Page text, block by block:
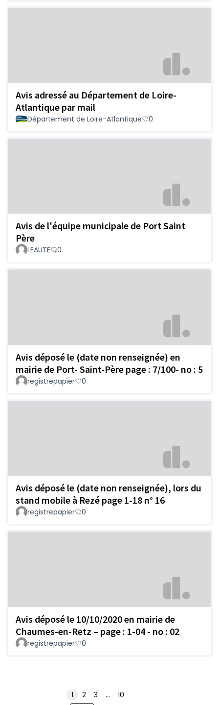
Avis adressé au Département de Loire-
Atlantique par mail
Département de Loire-Atlantique 0
Avis de l'équipe municipale de Port Saint
Père
LEAUTE 0
Avis déposé le (date non renseignée) en
mairie de Port- Saint-Père page : 7/100- no : 5
registrepapier 0
Avis déposé le (date non renseignée), lors du
stand mobile à Rezé page 1-18 n° 16
registrepapier 0
Avis déposé le 10/10/2020 en mairie de
Chaumes-en-Retz – page : 1-04 - no : 02
registrepapier 0
1 2 3 … 10